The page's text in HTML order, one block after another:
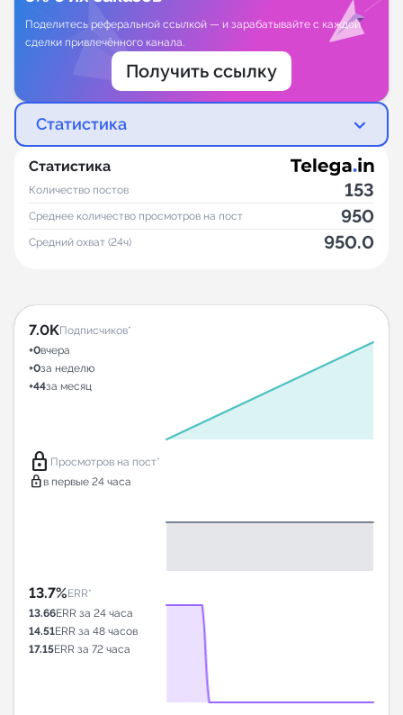
Поделитесь реферальной ссылкой — и зарабатывайте с каждой
сделки привлечённого канала.
Получить ссылку
Статистика
Статистика
Количество постов 153
Среднее количество просмотров на пост 950
Средний охват (24ч) 950.0
7.0KПодписчиков*
+0вчера
+0за неделю
+44за месяц
lock Просмотров на пост*
lock в первые 24 часа
13.7%ERR*
13.66ERR за 24 часа
14.51ERR за 48 часов
17.15ERR за 72 часа